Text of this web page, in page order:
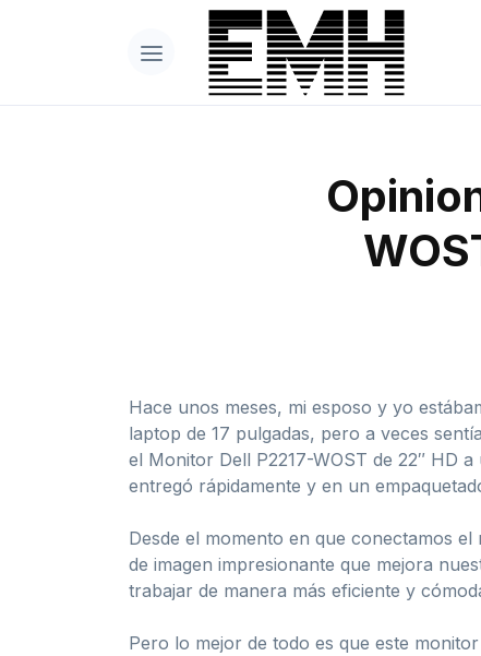
Hace unos meses, mi esposo y yo
laptop de 17 pulgadas, pero a veces
el Monitor Dell P2217-WOST de 22″ HD
entregó rápidamente y en un
Desde el momento en que conectamos
de imagen impresionante que mejora
trabajar de manera más eficiente y
Pero lo mejor de todo es que este